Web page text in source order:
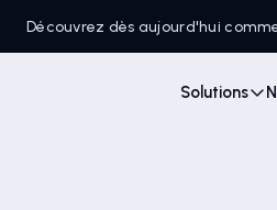
Découvrez dès aujourd'hui
Solutions